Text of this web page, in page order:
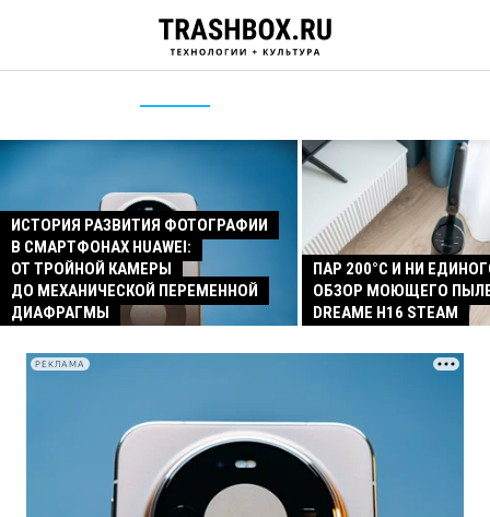
ИСТОРИЯ РАЗВИТИЯ ФОТОГРАФИИ
В СМАРТФОНАХ HUAWEI:
ОТ ТРОЙНОЙ КАМЕРЫ
ДО МЕХАНИЧЕСКОЙ ПЕРЕМЕННОЙ
ДИАФРАГМЫ
ПАР 200°C И НИ
ОБЗОР МОЮЩЕГО
DREAME H16 STEAM
РЕКЛАМА